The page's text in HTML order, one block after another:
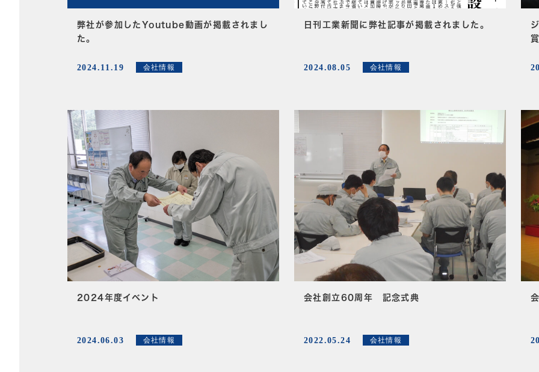
弊社が参加したYoutube動画が掲載されまし
た。
2024.11.19 会社情報
日刊工業新聞に弊社記事が掲載されました。
2024.08.05 会社情報
2024年度イベント
2024.06.03 会社情報
会社創立60周年 記念式典
2022.05.24 会社情報